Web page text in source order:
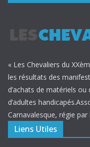
« Les Chevaliers du
les résultats des
d’achats de matériels
d’adultes
Carnavalesque, régie par
Liens Utiles